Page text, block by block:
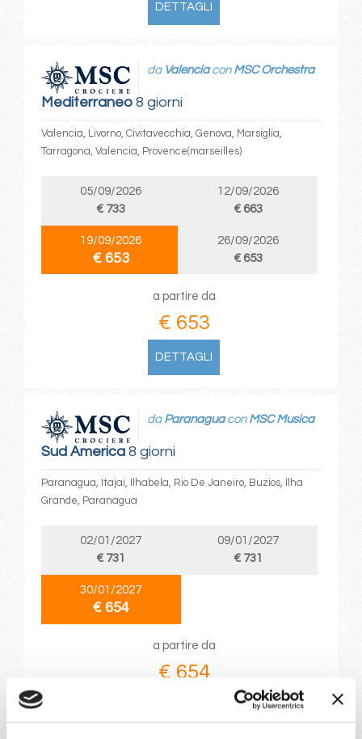
DETTAGLI
Mediterraneo8 giorni
da Valenciacon MSC Orchestra
Valencia, Livorno, Civitavecchia, Genova, Marsiglia,
Tarragona, Valencia, Provence(marseilles)
05/09/2026
€ 733
12/09/2026
€ 663
19/09/2026
€ 653
26/09/2026
€ 653
a partire da
€ 653
DETTAGLI
Sud America8 giorni
da Paranaguacon MSC Musica
Paranagua, Itajai, Ilhabela, Rio De Janeiro, Buzios, Ilha
Grande, Paranagua
02/01/2027
€ 731
09/01/2027
€ 731
30/01/2027
€ 654
a partire da
€ 654